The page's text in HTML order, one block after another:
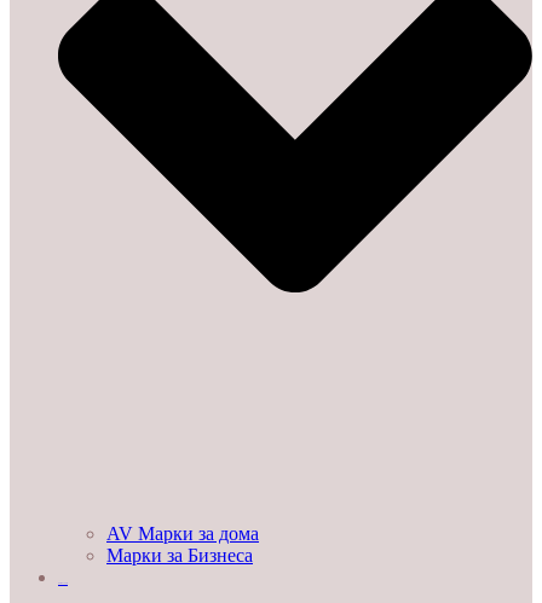
AV Марки за дома
Марки за Бизнеса